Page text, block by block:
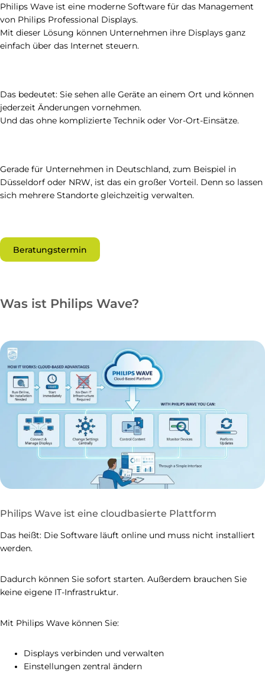
Philips Wave ist eine moderne Software für das Management
von Philips Professional Displays.
Mit dieser Lösung können Unternehmen ihre Displays ganz
einfach über das Internet steuern.
Das bedeutet: Sie sehen alle Geräte an einem Ort und können
jederzeit Änderungen vornehmen.
Und das ohne komplizierte Technik oder Vor-Ort-Einsätze.
Gerade für Unternehmen in Deutschland, zum Beispiel in
Düsseldorf oder NRW, ist das ein großer Vorteil. Denn so lassen
sich mehrere Standorte gleichzeitig verwalten.
Beratungstermin
Was ist Philips Wave?
Philips Wave ist eine cloudbasierte Plattform
Das heißt: Die Software läuft online und muss nicht installiert
werden.
Dadurch können Sie sofort starten. Außerdem brauchen Sie
keine eigene IT-Infrastruktur.
Mit Philips Wave können Sie:
Displays verbinden und verwalten
Einstellungen zentral ändern